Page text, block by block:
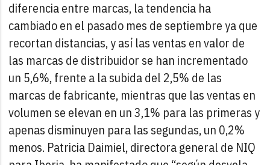
diferencia entre marcas, la tendencia ha
cambiado en el pasado mes de septiembre ya que
recortan distancias, y así las ventas en valor de
las marcas de distribuidor se han incrementado
un 5,6%, frente a la subida del 2,5% de las
marcas de fabricante, mientras que las ventas en
volumen se elevan en un 3,1% para las primeras y
apenas disminuyen para las segundas, un 0,2%
menos. Patricia Daimiel, directora general de NIQ